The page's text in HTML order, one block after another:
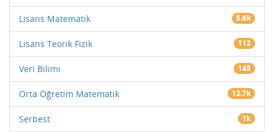
Lisans Matematik 5.6k
Lisans Teorik Fizik 112
Veri Bilimi 145
Orta Öğretim Matematik 12.7k
Serbest 1k